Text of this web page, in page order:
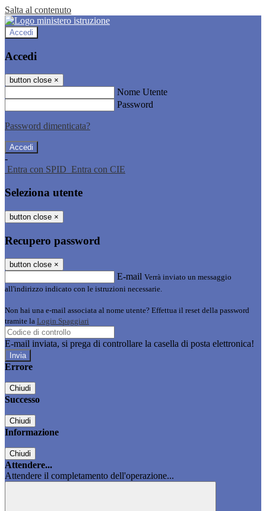
Salta al contenuto
Accedi
Accedi
button close ×
Nome Utente
Password
Password dimenticata?
-
Entra con SPID Entra con CIE
Seleziona utente
button close ×
Recupero password
button close ×
E-mail Verrà inviato un messaggio
all'indirizzo indicato con le istruzioni necessarie.
Non hai una e-mail associata al nome utente? Effettua il reset della password
tramite la Login Spaggiari
E-mail inviata, si prega di controllare la casella di posta elettronica!
Errore
Chiudi
Successo
Chiudi
Informazione
Chiudi
Attendere...
Attendere il completamento dell'operazione...